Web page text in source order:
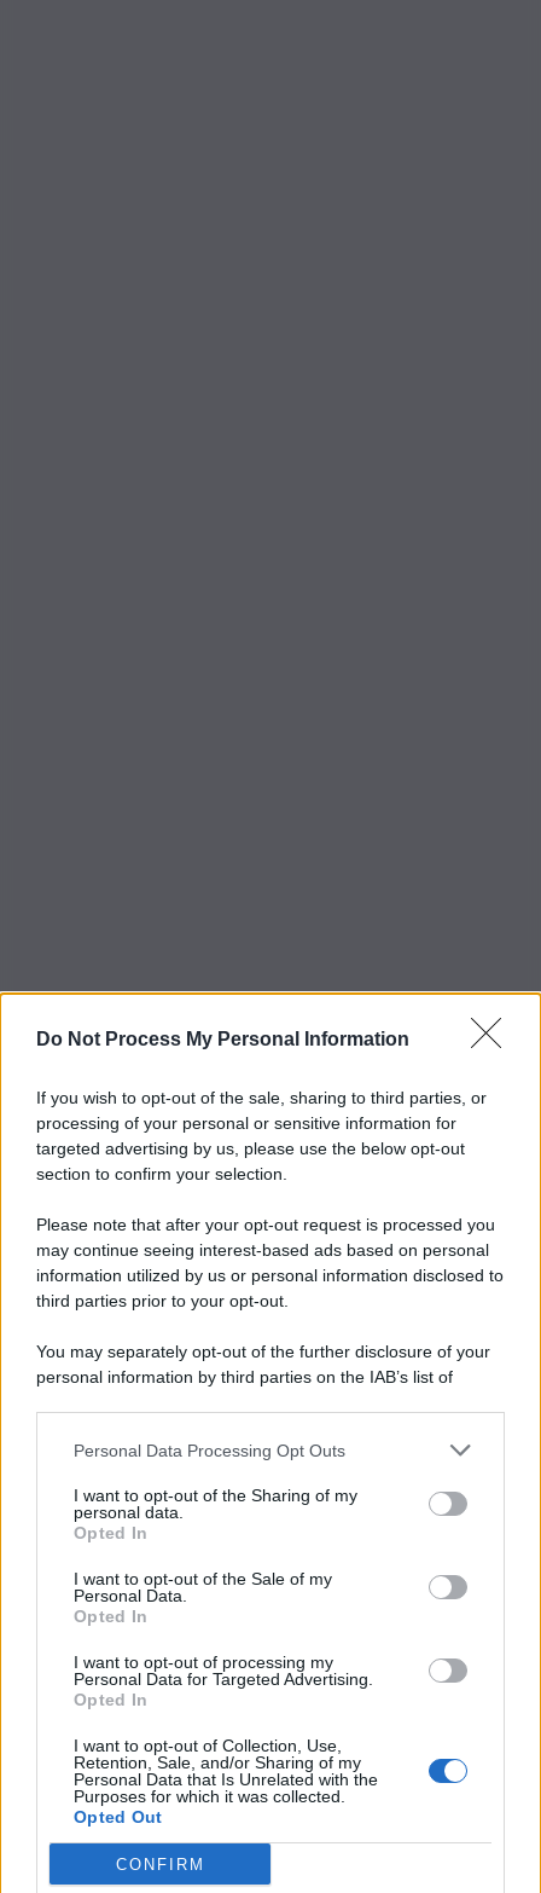
Do Not Process My Personal Information
If you wish to opt-out of the sale, sharing to third parties, or
processing of your personal or sensitive information for
targeted advertising by us, please use the below opt-out
section to confirm your selection.
Please note that after your opt-out request is processed you
may continue seeing interest-based ads based on personal
information utilized by us or personal information disclosed to
third parties prior to your opt-out.
You may separately opt-out of the further disclosure of your
personal information by third parties on the IAB’s list of
This information may also be disclosed by us to third parties
disclose it to other third parties.
Personal Data Processing Opt Outs
I want to opt-out of the Sharing of my
personal data.
Opted In
I want to opt-out of the Sale of my
Personal Data.
Opted In
I want to opt-out of processing my
Personal Data for Targeted Advertising.
Opted In
I want to opt-out of Collection, Use,
Retention, Sale, and/or Sharing of my
Personal Data that Is Unrelated with the
Purposes for which it was collected.
Opted Out
CONFIRM